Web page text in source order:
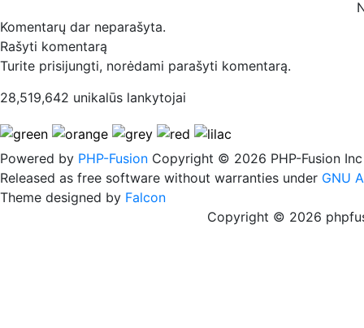
Komentarų dar neparašyta.
Rašyti komentarą
Turite prisijungti, norėdami parašyti komentarą.
28,519,642 unikalūs lankytojai
Powered by PHP-Fusion Copyright © 2026 PHP-Fusion Inc
Released as free software without warranties under GNU
Theme designed by Falcon
Copyright © 2026